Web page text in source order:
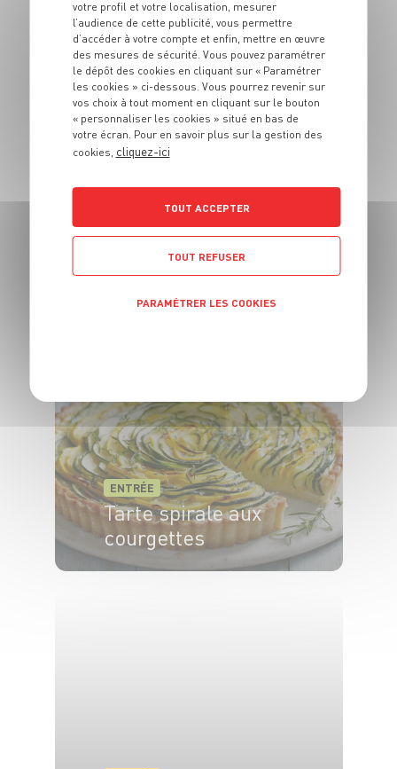
ENTRÉE
Poivrons au chèvre
4 pers. 10 min 30 min
Verrines à la pêche
jaune et au thon
ENTRÉE
Tarte spirale aux
courgettes
votre profil et votre localisation, mesurer
l’audience de cette publicité, vous permettre
d’accéder à votre compte et enfin, mettre en œuvre
des mesures de sécurité. Vous pouvez paramétrer
le dépôt des cookies en cliquant sur « Paramétrer
les cookies » ci-dessous. Vous pourrez revenir sur
vos choix à tout moment en cliquant sur le bouton
« personnaliser les cookies » situé en bas de
votre écran. Pour en savoir plus sur la gestion des
cookies, cliquez-ici
TOUT ACCEPTER
TOUT REFUSER
PARAMÉTRER LES COOKIES